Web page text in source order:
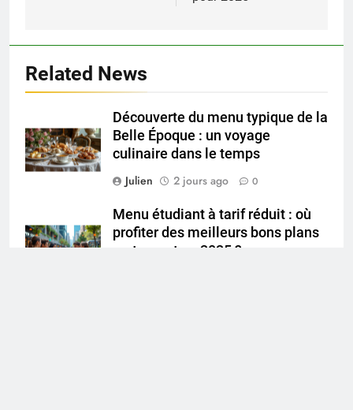
Related News
Découverte du menu typique de la
Belle Époque : un voyage
culinaire dans le temps
Julien
2 jours ago 0
Menu étudiant à tarif réduit : où
profiter des meilleurs bons plans
restaurant en 2025 ?